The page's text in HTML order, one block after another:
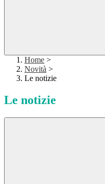
Home >
Novità >
Le notizie
Le notizie